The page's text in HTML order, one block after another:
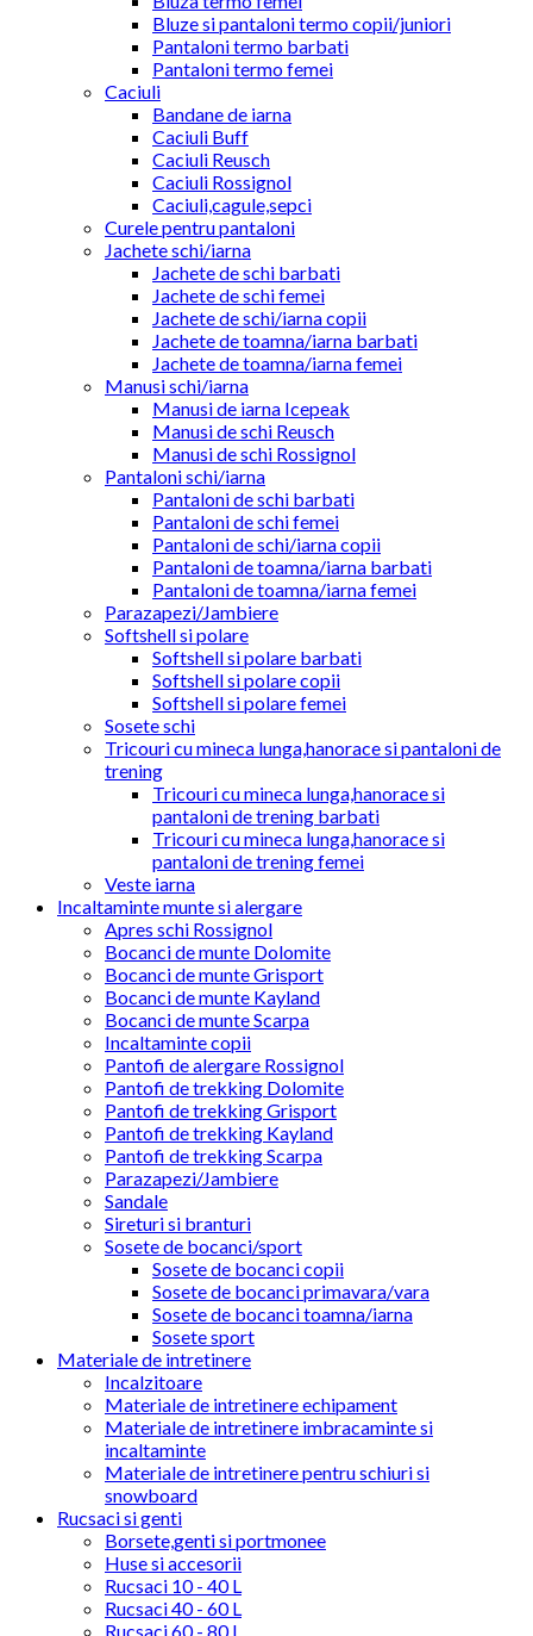
Bluze si pantaloni termo copii/juniori
Pantaloni termo barbati
Pantaloni termo femei
Caciuli
Bandane de iarna
Caciuli Buff
Caciuli Reusch
Caciuli Rossignol
Caciuli,cagule,sepci
Curele pentru pantaloni
Jachete schi/iarna
Jachete de schi barbati
Jachete de schi femei
Jachete de schi/iarna copii
Jachete de toamna/iarna barbati
Jachete de toamna/iarna femei
Manusi schi/iarna
Manusi de iarna Icepeak
Manusi de schi Reusch
Manusi de schi Rossignol
Pantaloni schi/iarna
Pantaloni de schi barbati
Pantaloni de schi femei
Pantaloni de schi/iarna copii
Pantaloni de toamna/iarna barbati
Pantaloni de toamna/iarna femei
Parazapezi/Jambiere
Softshell si polare
Softshell si polare barbati
Softshell si polare copii
Softshell si polare femei
Sosete schi
Tricouri cu mineca lunga,hanorace si pantaloni de
trening
Tricouri cu mineca lunga,hanorace si
pantaloni de trening barbati
Tricouri cu mineca lunga,hanorace si
pantaloni de trening femei
Veste iarna
Incaltaminte munte si alergare
Apres schi Rossignol
Bocanci de munte Dolomite
Bocanci de munte Grisport
Bocanci de munte Kayland
Bocanci de munte Scarpa
Incaltaminte copii
Pantofi de alergare Rossignol
Pantofi de trekking Dolomite
Pantofi de trekking Grisport
Pantofi de trekking Kayland
Pantofi de trekking Scarpa
Parazapezi/Jambiere
Sandale
Sireturi si branturi
Sosete de bocanci/sport
Sosete de bocanci copii
Sosete de bocanci primavara/vara
Sosete de bocanci toamna/iarna
Sosete sport
Materiale de intretinere
Incalzitoare
Materiale de intretinere echipament
Materiale de intretinere imbracaminte si
incaltaminte
Materiale de intretinere pentru schiuri si
snowboard
Rucsaci si genti
Borsete,genti si portmonee
Huse si accesorii
Rucsaci 10 - 40 L
Rucsaci 40 - 60 L
Rucsaci 60 - 80 L